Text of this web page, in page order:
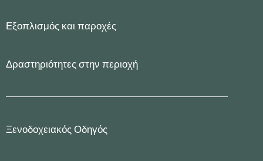
Εξοπλισμός και παροχές
Δραστηριότητες στην περιοχή
Ξενοδοχειακός Οδηγός